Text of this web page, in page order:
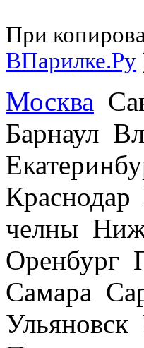
При
ВПарилке.Ру
Москва
Барнаул
челны
Оренбург
Самара